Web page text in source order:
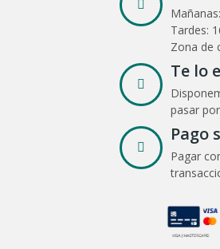
Tardes:
Zona de
Te lo
pasar
Pago
Pagar